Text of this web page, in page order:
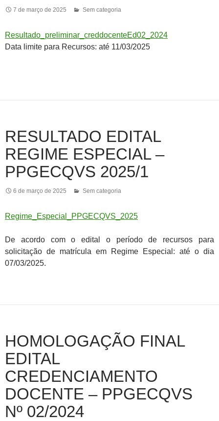
7 de março de 2025 Sem categoria
Resultado_preliminar_creddocenteEd02_2024
Data limite para Recursos: até 11/03/2025
RESULTADO EDITAL
REGIME ESPECIAL –
PPGECQVS 2025/1
6 de março de 2025 Sem categoria
Regime_Especial_PPGECQVS_2025
De acordo com o edital o período de recursos para
solicitação de matrícula em Regime Especial: até o dia
07/03/2025.
HOMOLOGAÇÃO FINAL
EDITAL
CREDENCIAMENTO
DOCENTE – PPGECQVS
Nº 02/2024